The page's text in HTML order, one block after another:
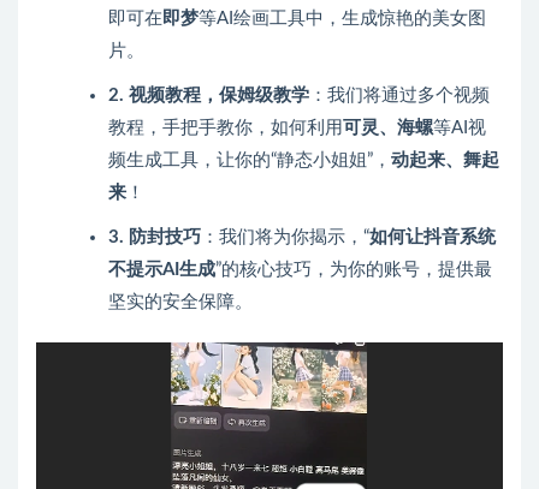
即可在 即梦等AI绘画工具中，生成惊艳的美女图
片。
2. 视频教程，保姆级教学 ：我们将通过多个视频
教程，手把手教你，如何利用可灵、海螺等AI视
频生成工具，让你的“静态小姐姐”， 动起来、舞起
来 ！
3. 防封技巧 ：我们将为你揭示，“如何让抖音系统
不提示AI生成”的核心技巧，为你的账号，提供最
坚实的安全保障。